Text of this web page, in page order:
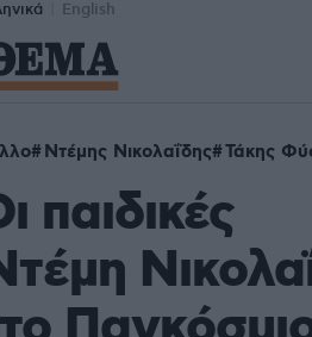
English
Ντέμης Νικολαΐδης Τάκης
παιδικές